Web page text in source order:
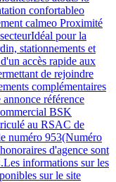
confortableo
calmeo Proximité
pour la
stationnements et
accès rapide aux
de rejoindre
complémentaires
référence
BSK
au RSAC de
953(Numéro
d'agence sont
informations sur les
sur le site